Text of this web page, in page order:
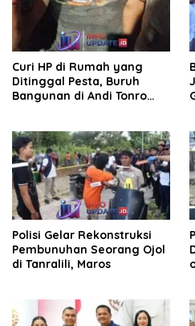
Curi HP di Rumah yang
Ditinggal Pesta, Buruh
Bangunan di Andi Tonro
Polisi Gelar Rekonstruksi
Pembunuhan Seorang Ojol
di Tanralili, Maros